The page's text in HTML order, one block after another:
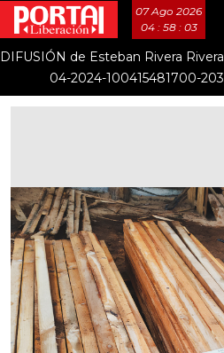
07 Ago 2026
04 : 58 : 04
DIFUSIÓN de Esteban Rivera Rivera
04-2024-100415481700-203